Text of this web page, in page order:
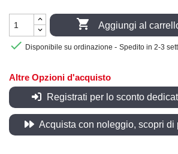
 Aggiungi al
 Disponibile su ordinazione - Spedito in 2-3
Altre Opzioni d'acquisto
Registrati per lo sconto
Acquista con noleggio, scopri di